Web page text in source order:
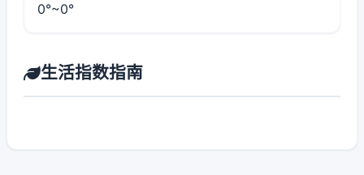
0°~0°
生活指数指南